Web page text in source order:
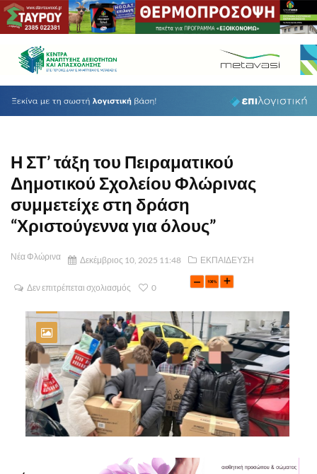
Η ΣΤ’ τάξη του Πειραματικού
Δημοτικού Σχολείου Φλώρινας
συμμετείχε στη δράση
“Χριστούγεννα για όλους”
Νέα Φλώρινα Δεκέμβριος 10, 2025 11:48 ΕΚΠΑΙΔΕΥΣΗ
Δεν επιτρέπεται σχολιασμός 0